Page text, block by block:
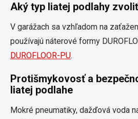
Aký typ liatej podlahy
V garážach sa vzhľadom na
používajú náterové formy
DUROFLOOR-PU.
Protišmykovosť a
liatej podlahe
Mokré pneumatiky, dažďová voda